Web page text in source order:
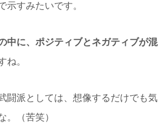
示すみたいです。
中に、ポジティブとネガティブが混
ね。
闘派としては、想像するだけでも気
。（苦笑）